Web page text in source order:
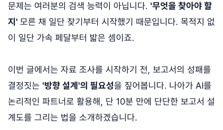
문제는 여러분의 검색 능력이 아닙니다. '무엇을 찾아야 할
지' 모른 채 일단 찾기부터 시작했기 때문입니다. 목적지 없
이 일단 가속 페달부터 밟은 셈이죠.
이번 글에서는 자료 조사를 시작하기 전, 보고서의 성패를
결정짓는 '방향 설계'의 필요성을 짚어봅니다. 나아가 AI를
논리적인 파트너로 활용해, 단 10분 만에 단단한 보고서 설
계도를 그리는 법을 소개하겠습니다.